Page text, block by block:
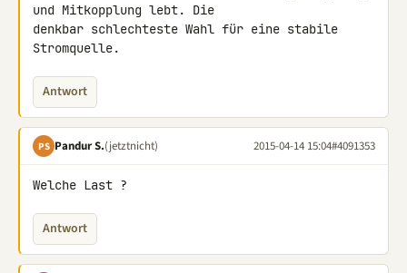
und Mitkopplung lebt. Die
denkbar schlechteste Wahl für eine stabile
Stromquelle.
Antwort
PS Pandur S.(jetztnicht) 2015-04-14 15:04#4091353
Welche Last ?
Antwort